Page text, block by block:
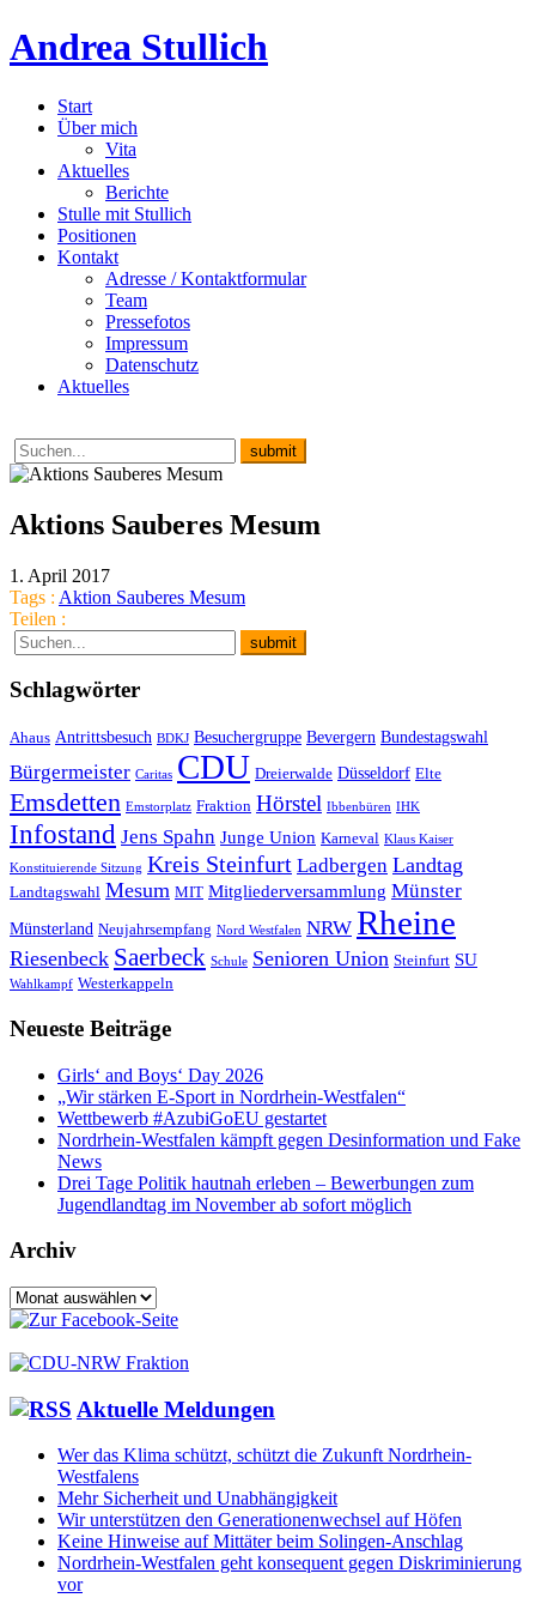
Andrea Stullich
Start
Über mich
Vita
Aktuelles
Berichte
Stulle mit Stullich
Positionen
Kontakt
Adresse / Kontaktformular
Team
Pressefotos
Impressum
Datenschutz
Aktuelles
Aktions Sauberes Mesum
1. April 2017
Tags : Aktion Sauberes Mesum
Teilen :
Schlagwörter
Ahaus Antrittsbesuch BDKJ Besuchergruppe Bevergern Bundestagswahl
Bürgermeister Caritas CDU Dreierwalde Düsseldorf Elte
Emsdetten Emstorplatz Fraktion Hörstel Ibbenbüren IHK
Infostand Jens Spahn Junge Union Karneval Klaus Kaiser
Konstituierende Sitzung Kreis Steinfurt Ladbergen Landtag
Landtagswahl Mesum MIT Mitgliederversammlung Münster
Münsterland Neujahrsempfang Nord Westfalen NRW Rheine
Riesenbeck Saerbeck Schule Senioren Union Steinfurt SU
Wahlkampf Westerkappeln
Neueste Beiträge
Girls‘ and Boys‘ Day 2026
„Wir stärken E-Sport in Nordrhein-Westfalen“
Wettbewerb #AzubiGoEU gestartet
Nordrhein-Westfalen kämpft gegen Desinformation und Fake
News
Drei Tage Politik hautnah erleben – Bewerbungen zum
Jugendlandtag im November ab sofort möglich
Archiv
Archiv
Aktuelle Meldungen
Wer das Klima schützt, schützt die Zukunft Nordrhein-
Westfalens
Mehr Sicherheit und Unabhängigkeit
Wir unterstützen den Generationenwechsel auf Höfen
Keine Hinweise auf Mittäter beim Solingen-Anschlag
Nordrhein-Westfalen geht konsequent gegen Diskriminierung
vor